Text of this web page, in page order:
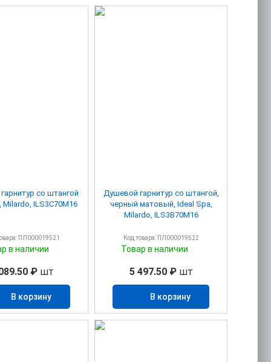
со штангой
Milardo, ILS3C70M16
ПЛ000019521
в наличии
₽шт
В корзину
Душевой гарнитур со штангой,
черный матовый, Ideal Spa,
Milardo, ILS3B70M16
Код товара: ПЛ000019522
Товар в наличии
5 497.50 ₽шт
В корзину